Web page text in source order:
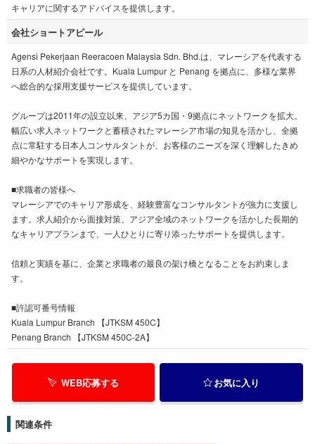
キャリアに関するアドバイスを提供します。
会社ショートアピール
Agensi Pekerjaan Reeracoen Malaysia Sdn. Bhd.は、マレーシアを代表する
日系の人材紹介会社です。Kuala Lumpur と Penang を拠点に、多様な業界
へ総合的な採用支援サービスを提供しています。
グループは2011年の設立以来、アジア5カ国・9拠点にネットワークを拡大。
幅広い求人ネットワークと蓄積されたマレーシア市場の知見を活かし、全拠
点に常駐する日本人コンサルタントが、お客様のニーズを深く理解したきめ
細やかなサポートを実現します。
■求職者の皆様へ
マレーシアでのキャリア形成を、経験豊富なコンサルタントが強力に支援し
ます。求人紹介から面接対策、アジア全域のネットワークを活かした長期的
なキャリアプランまで、一人ひとりに寄り添ったサポートを提供します。
信頼と実績を基に、企業と求職者の最良の架け橋となることをお約束しま
す。
■許認可番号情報
Kuala Lumpur Branch 【JTKSM 450C】
Penang Branch 【JTKSM 450C-2A】
WEB応募する お気に入り
関連条件